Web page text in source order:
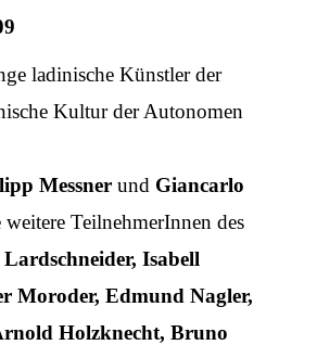
ladinische Künstler der
Kultur der Autonomen
Messner und Giancarlo
weitere TeilnehmerInnen des
Isabell
Moroder, Edmund Nagler,
Holzknecht, Bruno